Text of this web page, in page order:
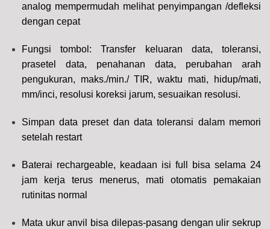
analog mempermudah melihat penyimpangan /defleksi
dengan cepat
Fungsi tombol: Transfer keluaran data, toleransi,
prasetel data, penahanan data, perubahan arah
pengukuran, maks./min./ TIR, waktu mati, hidup/mati,
mm/inci, resolusi koreksi jarum, sesuaikan resolusi.
Simpan data preset dan data toleransi dalam memori
setelah restart
Baterai rechargeable, keadaan isi full bisa selama 24
jam kerja terus menerus, mati otomatis pemakaian
rutinitas normal
Mata ukur anvil bisa dilepas-pasang dengan ulir sekrup